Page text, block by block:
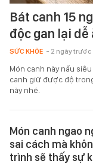
Bát canh 15
độc gan lại dễ
SỨC KHỎE - 2 ngày trước
Món canh này nấu
canh giữ được độ
này nhé.
Món canh ngao
sai cách mà
trình sẽ thấy sự